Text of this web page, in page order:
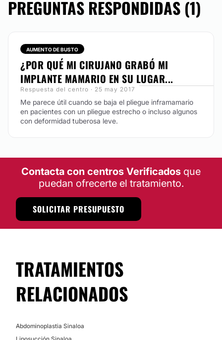
PREGUNTAS RESPONDIDAS (1)
AUMENTO DE BUSTO
¿POR QUÉ MI CIRUJANO GRABÓ MI
IMPLANTE MAMARIO EN SU LUGAR...
Respuesta del centro · 25 may 2017
Me parece útil cuando se baja el pliegue inframamario
en pacientes con un pliegue estrecho o incluso algunos
con deformidad tuberosa leve.
Contacta con centros Verificados que
puedan ofrecerte el tratamiento.
SOLICITAR PRESUPUESTO
TRATAMIENTOS
RELACIONADOS
Abdominoplastia Sinaloa